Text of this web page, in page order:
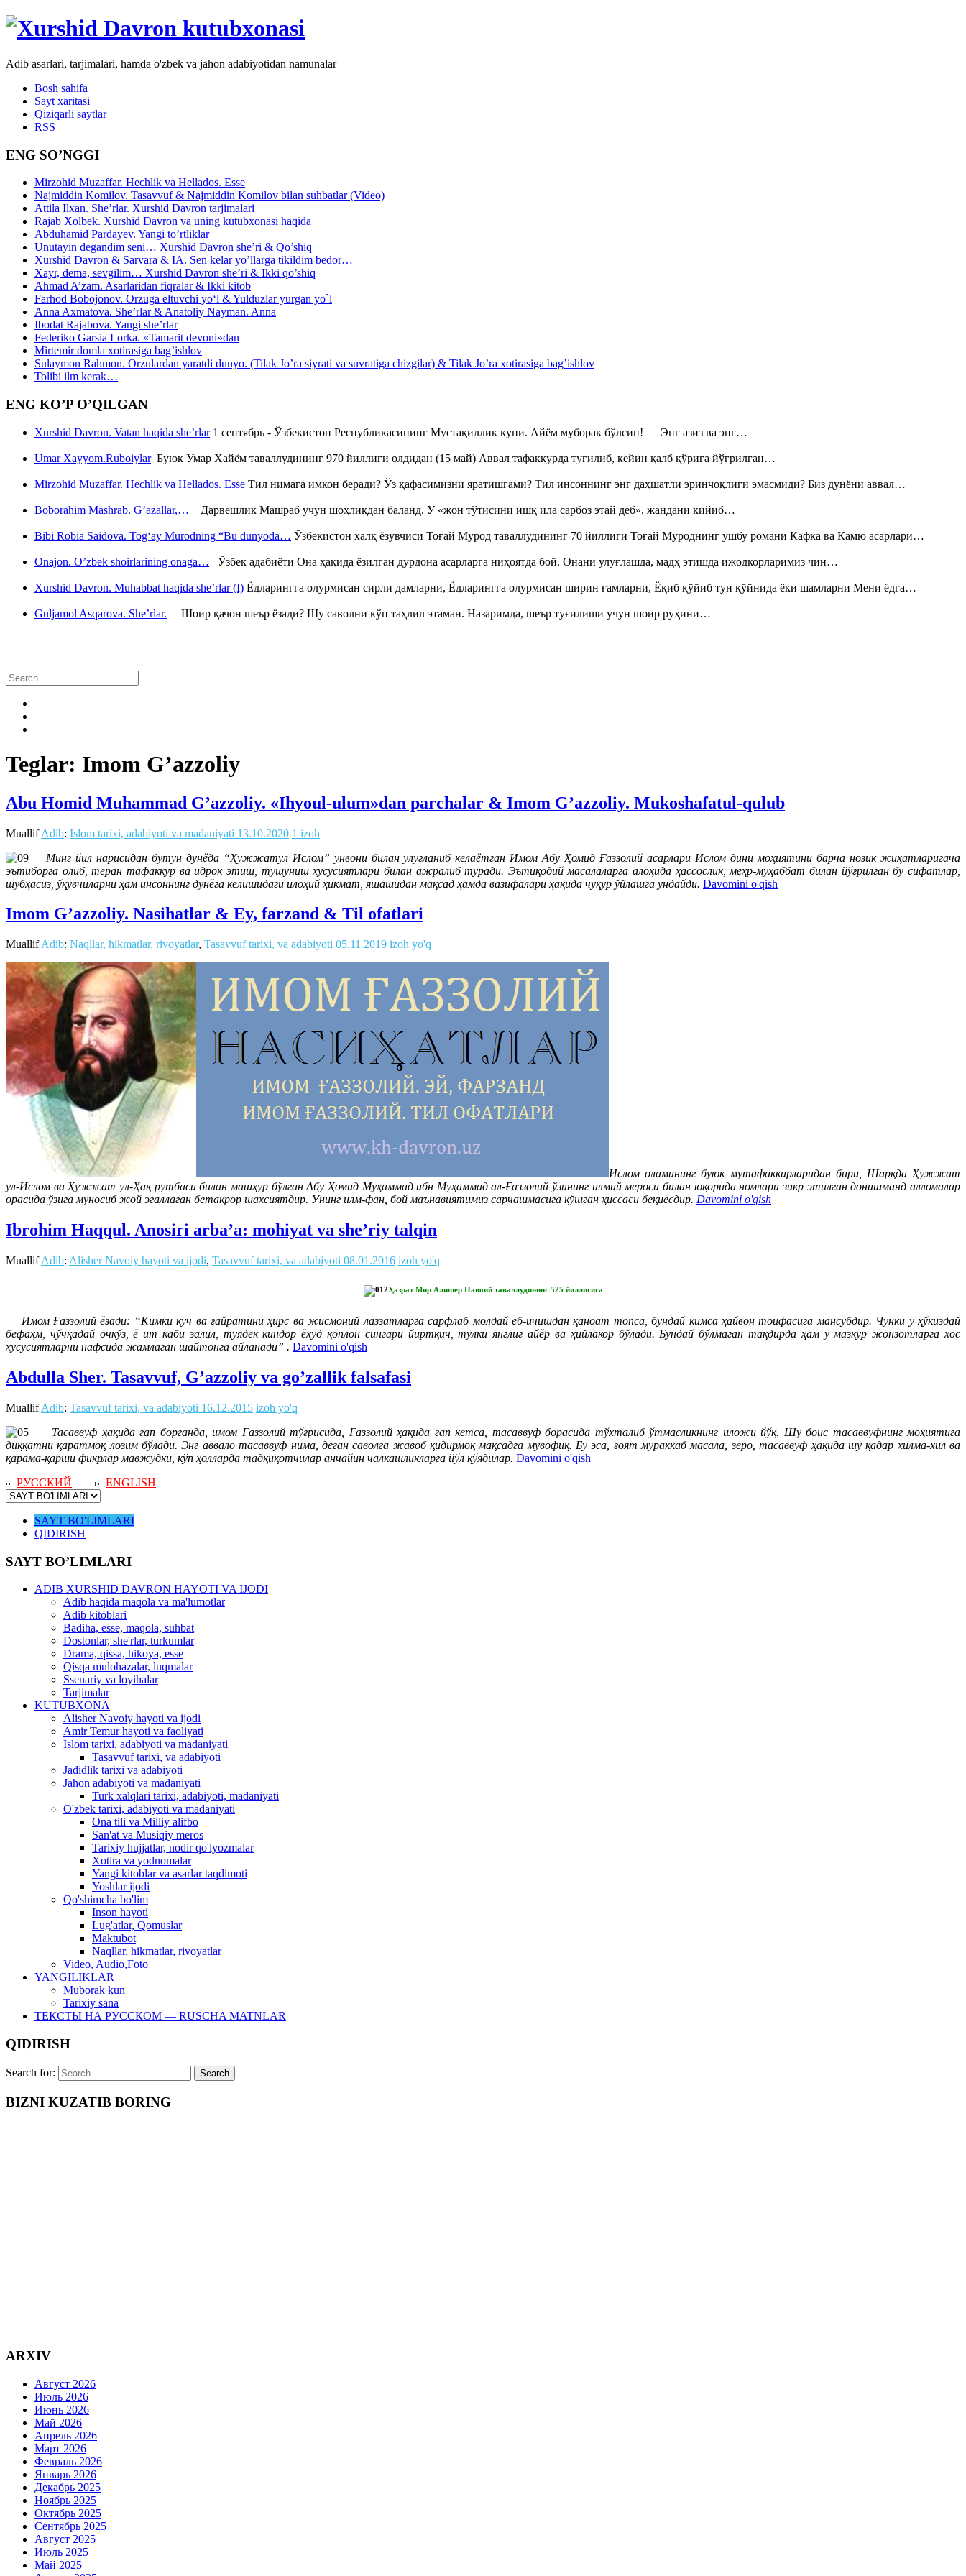
Adib asarlari, tarjimalari, hamda o'zbek va jahon adabiyotidan namunalar
Bosh sahifa
Sayt xaritasi
Qiziqarli saytlar
RSS
ENG SO’NGGI
Mirzohid Muzaffar. Hechlik va Hellados. Esse
Najmiddin Komilov. Tasavvuf & Najmiddin Komilov bilan suhbatlar (Video)
Attila Ilxan. She’rlar. Xurshid Davron tarjimalari
Rajab Xolbek. Xurshid Davron va uning kutubxonasi haqida
Abduhamid Pardayev. Yangi to’rtliklar
Unutayin degandim seni… Xurshid Davron she’ri & Qo’shiq
Xurshid Davron & Sarvara & IA. Sen kelar yo’llarga tikildim bedor…
Xayr, dema, sevgilim… Xurshid Davron she’ri & Ikki qo’shiq
Ahmad A’zam. Asarlaridan fiqralar & Ikki kitob
Farhod Bobojonov. Orzuga eltuvchi yo‘l & Yulduzlar yurgan yo`l
Anna Axmatova. She’rlar & Anatoliy Nayman. Anna
Ibodat Rajabova. Yangi she’rlar
Federiko Garsia Lorka. «Tamarit devoni»dan
Mirtemir domla xotirasiga bag’ishlov
Sulaymon Rahmon. Orzulardan yaratdi dunyo. (Tilak Jo’ra siyrati va suvratiga chizgilar) & Tilak Jo’ra xotirasiga bag’ishlov
Tolibi ilm kerak…
ENG KO’P O’QILGAN
Xurshid Davron. Vatan haqida she’rlar1 сентябрь - Ўзбекистон Республикасининг Мустақиллик куни. Айём муборак бўлсин! Энг азиз ва энг…
Umar Xayyom.RuboiylarБуюк Умар Хайём таваллудининг 970 йиллиги олдидан (15 май) Аввал тафаккурда туғилиб, кейин қалб қўрига йўғрилган…
Mirzohid Muzaffar. Hechlik va Hellados. Esse Тил нимага имкон беради? Ўз қафасимизни яратишгами? Тил инсоннинг энг даҳшатли эринчоқлиги эмасмиди? Биз дунёни аввал…
Boborahim Mashrab. G’azallar,… Дарвешлик Машраб учун шоҳликдан баланд. У «жон тўтисини ишқ ила сарбоз этай деб», жандани кийиб…
Bibi Robia Saidova. Tog‘ay Murodning “Bu dunyoda… Ўзбекистон халқ ёзувчиси Тоғай Мурод таваллудининг 70 йиллиги Тоғай Муроднинг ушбу романи Кафка ва Камю асарлари…
Onajon. O’zbek shoirlarining onaga… Ўзбек адабиёти Она ҳақида ёзилган дурдона асарларга ниҳоятда бой. Онани улуғлашда, мадҳ этишда ижодкорларимиз чин…
Xurshid Davron. Muhabbat haqida she’rlar (I) Ёдларингга олурмисан сирли дамларни, Ёдларингга олурмисан ширин ғамларни, Ёқиб қўйиб тун қўйнида ёки шамларни Мени ёдга…
Guljamol Asqarova. She’rlar. Шоир қачон шеър ёзади? Шу саволни кўп таҳлил этаман. Назаримда, шеър туғилиши учун шоир руҳини…
Teglar: Imom G’azzoliy
Abu Homid Muhammad G’azzoliy. «Ihyoul-ulum»dan parchalar & Imom G’azzoliy. Mukoshafatul-qulub
MuallifAdib: Islom tarixi, adabiyoti va madaniyati 13.10.2020 1 izoh
Минг йил нарисидан бутун дунёда “Ҳужжатул Ислом” унвони билан улуғланиб келаётган Имом Абу Ҳомид Ғаззолий асарлари Ислом дини моҳиятини барча нозик жиҳатларигача
эътиборга олиб, теран тафаккур ва идрок этиш, тушуниш хусусиятлари билан ажралиб туради. Эътиқодий масалаларга алоҳида ҳассослик, меҳр-муҳаббат билан йўғрилган бу сифатлар,
шубҳасиз, ўқувчиларни ҳам инсоннинг дунёга келишидаги илоҳий ҳикмат, яшашидан мақсад ҳамда вазифалари ҳақида чуқур ўйлашга ундайди. Davomini o'qish
Imom G’azzoliy. Nasihatlar & Ey, farzand & Til ofatlari
MuallifAdib: Naqllar, hikmatlar, rivoyatlar, Tasavvuf tarixi, va adabiyoti 05.11.2019 izoh yo'q
Ислом оламининг буюк мутафаккирларидан бири, Шарқда Ҳужжат
ул-Ислом ва Ҳужжат ул-Ҳақ рутбаси билан машҳур бўлган Абу Ҳомид Муҳаммад ибн Муҳаммад ал-Ғаззолий ўзининг илмий мероси билан юқорида номлари зикр этилган донишманд алломалар
орасида ўзига муносиб жой эгаллаган бетакрор шахсиятдир. Унинг илм-фан, бой маънавиятимиз сарчашмасига қўшган ҳиссаси беқиёсдир. Davomini o'qish
Ibrohim Haqqul. Anosiri arba’a: mohiyat va she’riy talqin
MuallifAdib: Alisher Navoiy hayoti va ijodi, Tasavvuf tarixi, va adabiyoti 08.01.2016 izoh yo'q
Ҳазрат Мир Алишер Навоий таваллудининг 525 йиллигига
Имом Ғаззолий ёзади: “Кимки куч ва ғайратини ҳирс ва жисмоний лаззатларга сарфлаб молдай еб-ичишдан қаноат топса, бундай кимса ҳайвон тоифасига мансубдир. Чунки у ҳўкиздай
бефаҳм, чўчқадай очкўз, ё ит каби залил, туядек киндор ёхуд қоплон сингари йиртқич, тулки янглиғ айёр ва ҳийлакор бўлади. Бундай бўлмаган тақдирда ҳам у мазкур жонзотларга хос
хусусиятларни нафсида жамлаган шайтонга айланади” . Davomini o'qish
Abdulla Sher. Tasavvuf, G’azzoliy va go’zallik falsafasi
MuallifAdib: Tasavvuf tarixi, va adabiyoti 16.12.2015 izoh yo'q
Тасаввуф ҳақида гап борганда, имом Ғаззолий тўғрисида, Ғаззолий ҳақида гап кетса, тасаввуф борасида тўхталиб ўтмасликнинг иложи йўқ. Шу боис тасаввуфнинг моҳиятига
диққатни қаратмоқ лозим бўлади. Энг аввало тасаввуф нима, деган саволга жавоб қидирмоқ мақсадга мувофиқ. Бу эса, ғоят мураккаб масала, зеро, тасаввуф ҳақида шу қадар хилма-хил ва
қарама-қарши фикрлар мавжудки, кўп ҳолларда тадқиқотчилар анчайин чалкашликларга йўл қўядилар. Davomini o'qish
РУССКИЙ
ENGLISH
SAYT BO'LIMLARI
QIDIRISH
SAYT BO’LIMLARI
ADIB XURSHID DAVRON HAYOTI VA IJODI
Adib haqida maqola va ma'lumotlar
Adib kitoblari
Badiha, esse, maqola, suhbat
Dostonlar, she'rlar, turkumlar
Drama, qissa, hikoya, esse
Qisqa mulohazalar, luqmalar
Ssenariy va loyihalar
Tarjimalar
KUTUBXONA
Alisher Navoiy hayoti va ijodi
Amir Temur hayoti va faoliyati
Islom tarixi, adabiyoti va madaniyati
Tasavvuf tarixi, va adabiyoti
Jadidlik tarixi va adabiyoti
Jahon adabiyoti va madaniyati
Turk xalqlari tarixi, adabiyoti, madaniyati
O'zbek tarixi, adabiyoti va madaniyati
Ona tili va Milliy alifbo
San'at va Musiqiy meros
Tarixiy hujjatlar, nodir qo'lyozmalar
Xotira va yodnomalar
Yangi kitoblar va asarlar taqdimoti
Yoshlar ijodi
Qo'shimcha bo'lim
Inson hayoti
Lug'atlar, Qomuslar
Maktubot
Naqllar, hikmatlar, rivoyatlar
Video, Audio,Foto
YANGILIKLAR
Muborak kun
Tarixiy sana
ТЕКСТЫ НА РУССКОМ — RUSCHA MATNLAR
QIDIRISH
Search for:
BIZNI KUZATIB BORING
ARXIV
Август 2026
Июль 2026
Июнь 2026
Май 2026
Апрель 2026
Март 2026
Февраль 2026
Январь 2026
Декабрь 2025
Ноябрь 2025
Октябрь 2025
Сентябрь 2025
Август 2025
Июль 2025
Май 2025